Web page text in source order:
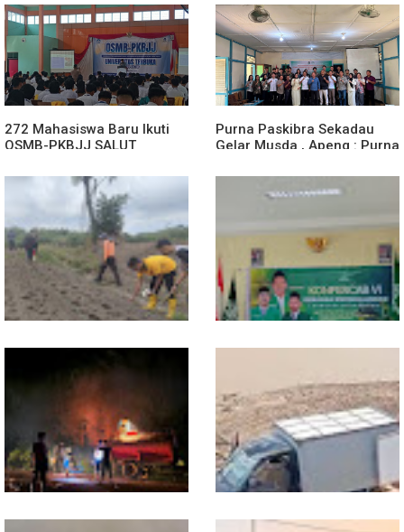
272 Mahasiswa Baru Ikuti
OSMB-PKBJJ SALUT
Purna Paskibra Sekadau
Gelar Musda , Apeng : Purna
Agen Terdepan Menjaga
Persatuan Dan Kesatuan
Dukung Swasembada
Pangan, Polsek Entikong
Tanam dan Rawat Jagung
Hibrida di Demplot Entikong
Tapang
Sekwil GP Ansor Kalbar
Hadiri Konfercab Sanggau:
Kader Harus Militan dan
Bermanfaat